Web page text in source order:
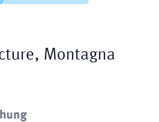
Montagna